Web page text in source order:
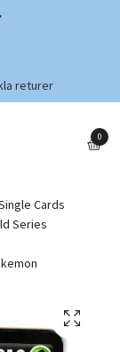
returer
0
Cards
Series